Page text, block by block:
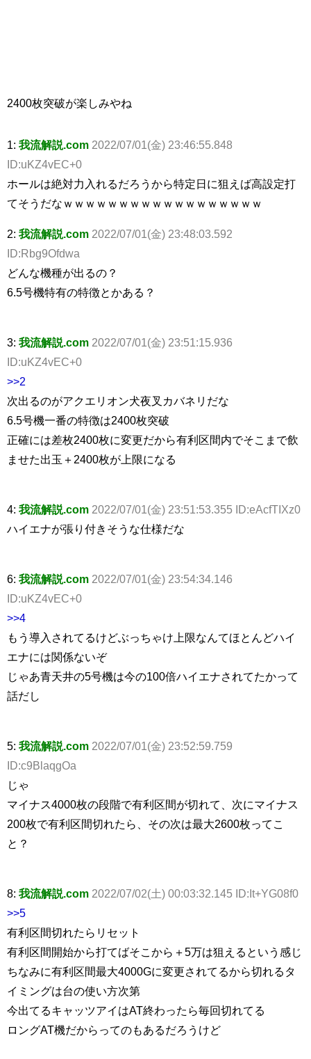
2400枚突破が楽しみやね
1: 我流解説.com 2022/07/01(金) 23:46:55.848
ID:uKZ4vEC+0
ホールは絶対力入れるだろうから特定日に狙えば高設定打
てそうだなｗｗｗｗｗｗｗｗｗｗｗｗｗｗｗｗｗｗ
2: 我流解説.com 2022/07/01(金) 23:48:03.592
ID:Rbg9Ofdwa
どんな機種が出るの？
6.5号機特有の特徴とかある？
3: 我流解説.com 2022/07/01(金) 23:51:15.936
ID:uKZ4vEC+0
>>2
次出るのがアクエリオン犬夜叉カバネリだな
6.5号機一番の特徴は2400枚突破
正確には差枚2400枚に変更だから有利区間内でそこまで飲
ませた出玉＋2400枚が上限になる
4: 我流解説.com 2022/07/01(金) 23:51:53.355 ID:eAcfTIXz0
ハイエナが張り付きそうな仕様だな
6: 我流解説.com 2022/07/01(金) 23:54:34.146
ID:uKZ4vEC+0
>>4
もう導入されてるけどぶっちゃけ上限なんてほとんどハイ
エナには関係ないぞ
じゃあ青天井の5号機は今の100倍ハイエナされてたかって
話だし
5: 我流解説.com 2022/07/01(金) 23:52:59.759
ID:c9BlaqgOa
じゃ
マイナス4000枚の段階で有利区間が切れて、次にマイナス
200枚で有利区間切れたら、その次は最大2600枚ってこ
と？
8: 我流解説.com 2022/07/02(土) 00:03:32.145 ID:It+YG08f0
>>5
有利区間切れたらリセット
有利区間開始から打てばそこから＋5万は狙えるという感じ
ちなみに有利区間最大4000Gに変更されてるから切れるタ
イミングは台の使い方次第
今出てるキャッツアイはAT終わったら毎回切れてる
ロングAT機だからってのもあるだろうけど